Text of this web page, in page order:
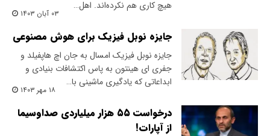
هیچ کاری هم نکرده‌‌اند. اهل…
۰۳ آبان ۱۴۰۳
جایزه نوبل فیزیک برای هوش مصنوعی
جایزه نوبل فیزیک امسال به جان اچ‌‌ هاپفیلد و
جفری ای‌ هینتون به پاس اکتشافات بنیادی و
ابداعاتی که یادگیری ماشینی با…
۱۸ مهر ۱۴۰۳
درخواست ۵۵ هزار میلیاردی صداوسیما
از آپارات!